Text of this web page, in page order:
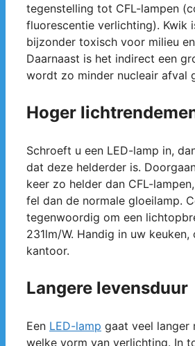
tegenstelling tot CFL-lampen
fluorescentie verlichting). Kwik
bijzonder toxisch voor milieu
Daarnaast is het indirect een
wordt zo minder nucleair afval
Hoger
Schroeft u een LED-lamp in,
dat deze helderder is.
keer zo helder dan CFL-
fel dan de normale gloeilamp.
tegenwoordig om een
231lm/W. Handig in uw
kantoor.
Langere levensduur
Een LED-lamp gaat veel langer
welke vorm van verlichting. In